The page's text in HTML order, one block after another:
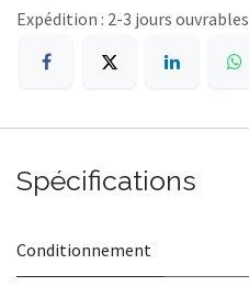
Expédition : 2-3 jours ouvrables
Spécifications
Conditionnement